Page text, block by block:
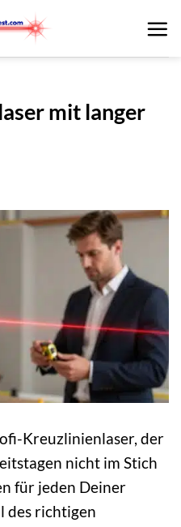
mit langer
Kreuzlinienlaser, der
nicht im Stich
für jeden Deiner
des richtigen